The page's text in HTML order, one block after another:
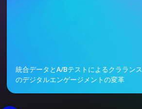
統合データとA/Bテストによるクラランス
のデジタルエンゲージメントの変革